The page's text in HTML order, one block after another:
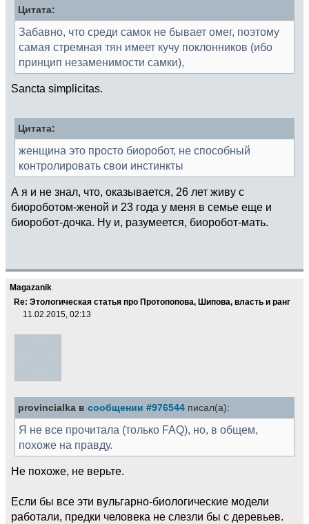
Цитата:
Забавно, что среди самок не бывает омег, поэтому
самая стремная тян имеет кучу поклонников (ибо
принцип незаменимости самки),
Sancta simplicitas.
Цитата:
женщина это просто биоробот, не способный
контролировать свои инстинкты
А я и не знал, что, оказывается, 26 лет живу с
биороботом-женой и 23 года у меня в семье еще и
биоробот-дочка. Ну и, разумеется, биоробот-мать.
Magazanik
Re: Этологическая статья про Протопопова, Шипова, власть и ранг
11.02.2015, 02:13
provincialka в сообщении #976544 писал(а):
Я не все прочитала (только FAQ), но, в общем,
похоже на правду.
Не похоже, не верьте.
Если бы все эти вульгарно-биологические модели
работали, предки человека не слезли бы с деревьев.